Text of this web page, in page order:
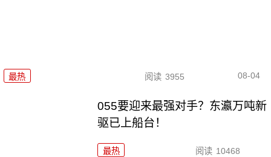
最热 阅读 3955 08-04
055要迎来最强对手？东瀛万吨新
驱已上船台！
最热 阅读 10468